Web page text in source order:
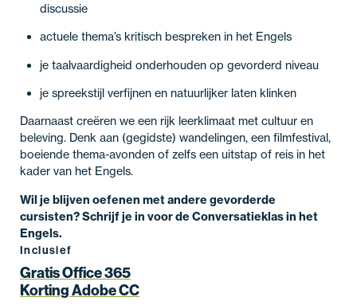
discussie
actuele thema’s kritisch bespreken in het Engels
je taalvaardigheid onderhouden op gevorderd niveau
je spreekstijl verfijnen en natuurlijker laten klinken
Daarnaast creëren we een rijk leerklimaat met cultuur en
beleving. Denk aan (gegidste) wandelingen, een filmfestival,
boeiende thema-avonden of zelfs een uitstap of reis in het
kader van het Engels.
Wil je blijven oefenen met andere gevorderde
cursisten? Schrijf je in voor de Conversatieklas in het
Engels.
Inclusief
Gratis Office 365
Korting Adobe CC